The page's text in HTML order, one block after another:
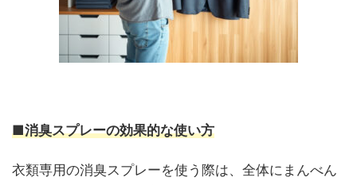
■消臭スプレーの効果的な使い方
衣類専用の消臭スプレーを使う際は、全体にまんべん